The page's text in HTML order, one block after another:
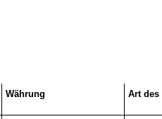
Währung Art des